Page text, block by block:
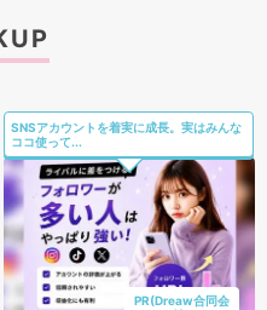
SNSアカウントを着実に成長。実はみんな
ココ使って...
PR(Dreaw合同会